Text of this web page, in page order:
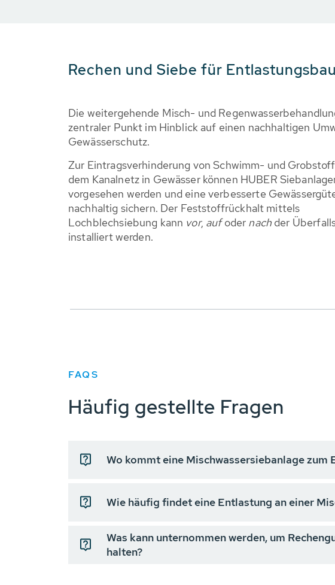
Rechen und Siebe für
Die weitergehende Misch- und
zentraler Punkt im Hinblick auf einen nachhaltigen
Gewässerschutz.
Zur Eintragsverhinderung von Schwimm- und
dem Kanalnetz in Gewässer können HUBER
vorgesehen werden und eine verbesserte
nachhaltig sichern. Der Feststoffrückhalt mittels
Lochblechsiebung kann vor, aufoder nachder
installiert werden.
FAQS
Häufig gestellte Fragen
Wo kommt eine Mischwassersiebanlage zum
Wie häufig findet eine Entlastung an einer
Was kann unternommen werden, um
halten?